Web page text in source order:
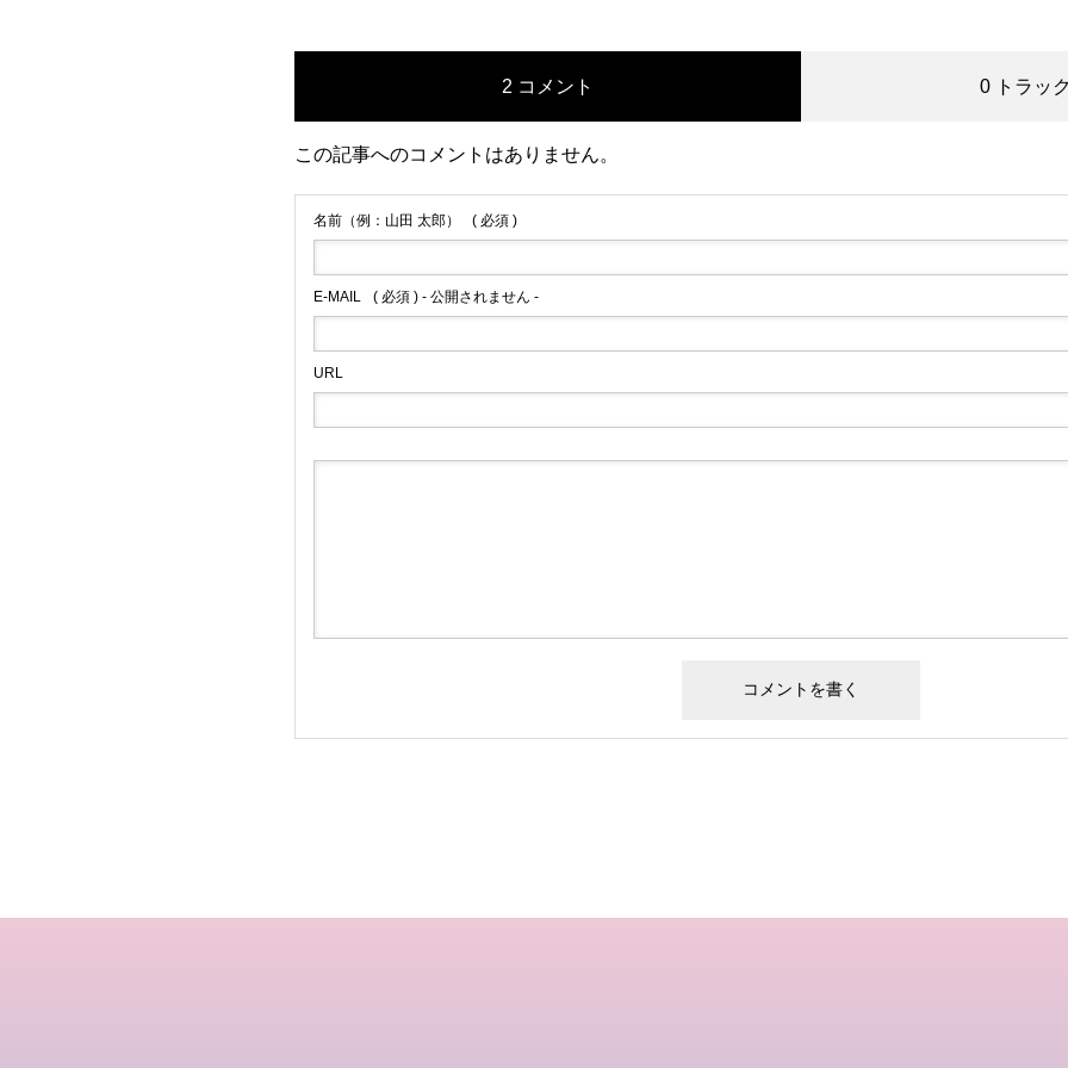
2 コメント 0 トラッ
この記事へのコメントはありません。
名前（例：山田 太郎） ( 必須 )
E-MAIL ( 必須 ) - 公開されません -
URL